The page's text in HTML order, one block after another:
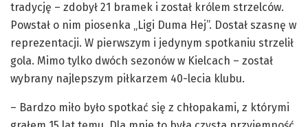
tradycję – zdobył 21 bramek i został królem strzelców.
Powstał o nim piosenka „Ligi Duma Hej”. Dostał szasnę w
reprezentacji. W pierwszym i jedynym spotkaniu strzelił
gola. Mimo tylko dwóch sezonów w Kielcach – został
wybrany najlepszym piłkarzem 40-lecia klubu.
– Bardzo miło było spotkać się z chłopakami, z którymi